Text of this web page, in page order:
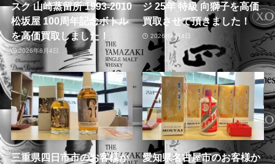
スク 山崎蒸留所 1993-2010
松坂屋 100周年記念ボトル
を高価買取しました！
2026年8月4日
ジ 25年 特級 向獅子を高価
買取させて頂きました！
2026年8月4日
三重県四日市市のお客様か
愛知県名古屋市のお客様か